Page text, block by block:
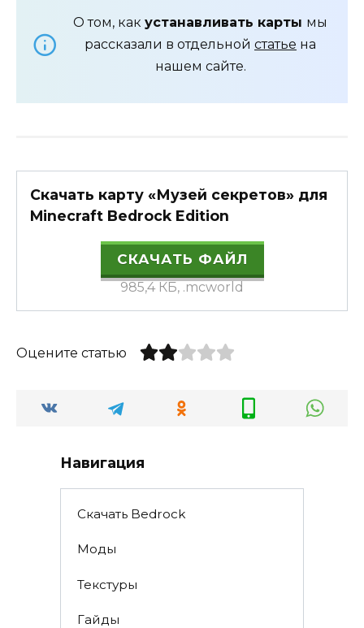
О том, как устанавливать карты мы
рассказали в отдельной статье на
нашем сайте.
Скачать карту «Музей секретов» для
Minecraft Bedrock Edition
СКАЧАТЬ ФАЙЛ
985,4 КБ, .mcworld
Оцените статью
Навигация
Скачать Bedrock
Моды
Текстуры
Гайды